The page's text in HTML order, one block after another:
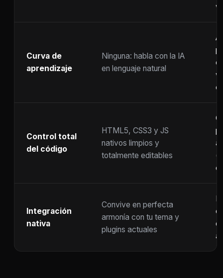
Curva de
aprendizaje
Ninguna: habla con la IA
en lenguaje natural
Control total
del código
HTML5, CSS3 y JS
nativos limpios y
totalmente editables
Integración
nativa
Convive en perfecta
armonía con tu tema y
plugins actuales